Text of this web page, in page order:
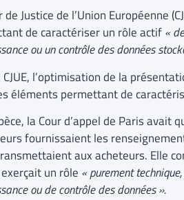
de Justice de l’Union Européenne
de caractériser un rôle actif«
ou un contrôle des données
l’optimisation de la
éléments permettant de
la Cour d’appel de Paris
fournissaient les
aux acheteurs. Elle
un rôle « purement
ou de contrôle des données ».